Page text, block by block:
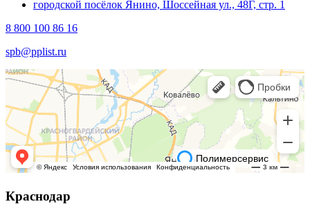
городской посёлок Янино, Шоссейная ул., 48Г, стр. 1
8 800 100 86 16
spb@pplist.ru
Краснодар